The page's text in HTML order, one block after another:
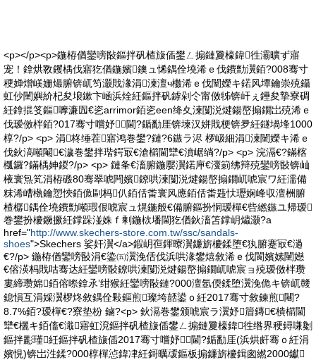
<p></p><p>鍦栫偤鑾嗙敯鏂拌矾楂旇偛鐢ㄥ搧鏈夐檺鍏徃灞曠ず寤
宠！鎿烘斁钁楀伐寤犵偤鍦嬪鐭ュ悕鍝佺墝浠ｅ伐鐨勯瀷銆?008骞寸
稉婵熷嵄姗熶腑锛屼笉灏戝湪涓湅澶ч櫢浠ｅ伐闉嬫キ鍩风墰鑰崇殑鑷
虹仯闉嬩紒杞夋埌鏉卞崡浜烇紝鏂拌矾鎼剁仒甯傚牬锛屽ぇ鑸夋摯寮碉
紝鎿掍笅鏂嚤濂囥€乲arrimor銆乲een绛夊湅闅涚煡鍚嶅搧鐗岀殑浠ｅ
伐瑷傚柈銆?017骞寸嚐妤閫?鍎勫厓锛堜汉姘戝梗锛夛紝鐩堝埄1000
椁?/p> <p> 涓柊缍茬寤鸿巻鐢?鏈?6鏃ラ浕 椤岋細涓湅闉嬫キ浠ｅ
伐鈥滈噸閹€濊巻鐢拌瑎鍔冣€滄櫤閫犫€濆崌绱?/p> <p> 浣滆€?鏋楁
槬鑼?鏋楀妽鍐?/p> <p> 鏈夆€滀腑鍦嬮瀷鍩庘€濅箣绋辩殑鑾嗙敯锛屾
棭寰炰笂涓栫磤80骞翠唬闁嬪鐐哄湅闅涚煡鍚嶅搧鐗屼唬宸ワ紝濡備
粖浠嶆槸鑰愬悏銆佹剾杩仈銆佸畨寰风應銆佸畨韪忕瓑娴峰収澶栦腑
楂樼鍝佺墝鐨勯噸瑕佷唬宸ュ熀鍦般€備腑鏂扮恫瑷樿€呰繎鏃ユ帰瑷
巻鐢扮櫦鐝撅紝鐣跺湴姝ｆ剰鍦栨墦閫犵偤鈥滀笘鐣岄爞灏?a
href="http://www.skechers-store.com.tw/ssc/sandals-
shoes">Skechers 娑奸瀷</a>鍜岄亱鍕曢瀷鐮旂櫦鍒堕€犱腑蹇冣€濄
€?/p> 鍦栫偤鑾嗙敯涓€鍌㈤瀷浼佸伐浜哄湪鐢熺敘浠ｅ伐閬嬪嫊闉嬨
€傛渶杩戝咕骞达紝鑾嗙敯鐐哄湅闅涚煡鍚嶅搧鐗屼唬宸ョ殑瑷傚柈瓒
婁締瓒婂銆傛暩鎿氶’绀猴紝鑾嗙敯鏈?000澶氬偄鍒堕瀷浼佹キ锛屼竷
鎴愪互涓婇瀷椤炵敘鍝佺敤鏂煎璨垮嚭鍙ｏ紝2017骞寸敘鍊煎闀?
8.7%銆?瑷樿€?寮垫枌 鏀?<p> 鈥滆巻鐢颁唬宸ラ瀷妤篃鏄€樻櫤閫
犫€欐キ銆傗€濈寤虹渷鏂拌矾楂旇偛鐢ㄥ搧鏈夐檺鍏徃绺界稉鐞嗛劖
鏂拌彲瑾紝鏂拌矾楂旇偛2017骞寸嚐妤閫?鍎勫厓(浜烘皯骞ｏ紝涓
嬪悓)锛岀泩鍒?000椁樿惉鍏冿紝鎶曞叆鏂板搧鐮旂櫦鍓囪繎2000钀